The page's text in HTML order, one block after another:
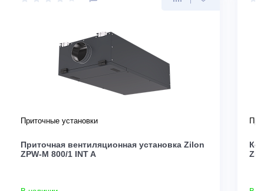
Приточные установки
Приточная вентиляционная установка Zilon
ZPW-M 800/1 INT A